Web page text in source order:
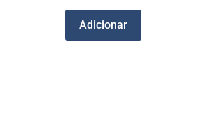
Adicionar